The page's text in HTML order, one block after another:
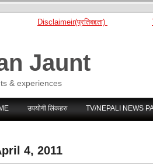
Disclaimeir(प्रतिबद्दता)
Jaunt
& experiences
उपयोगी लिंकहरु TV/NEPALI NEWS
4, 2011